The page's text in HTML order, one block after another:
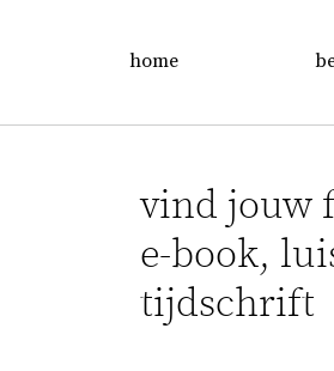
home
vind jouw
e-book,
tijdschrift